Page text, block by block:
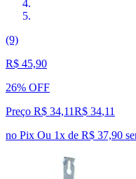
(9)
R$ 45,90
26% OFF
Preço R$ 34,11R$ 34,11
no Pix Ou 1x de R$ 37,90